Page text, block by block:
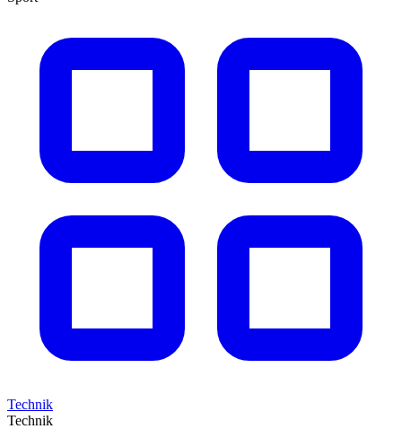
Technik
Technik